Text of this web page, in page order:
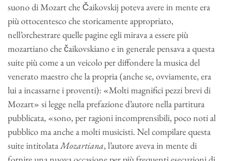
suono di Mozart che Čaikovskij poteva avere in mente era
più ottocentesco che storicamente appropriato,
nell’orchestrare quelle pagine egli mirava a essere più
mozartiano che čaikovskiano e in generale pensava a questa
suite più come a un veicolo per diffondere la musica del
venerato maestro che la propria (anche se, ovviamente, era
lui a incassarne i proventi): «Molti magnifici pezzi brevi di
Mozart» si legge nella prefazione d’autore nella partitura
pubblicata, «sono, per ragioni incomprensibili, poco noti al
pubblico ma anche a molti musicisti. Nel compilare questa
suite intitolataMozartiana, l’autore aveva in mente di